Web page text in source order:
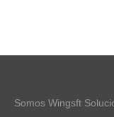
Somos Wingsft